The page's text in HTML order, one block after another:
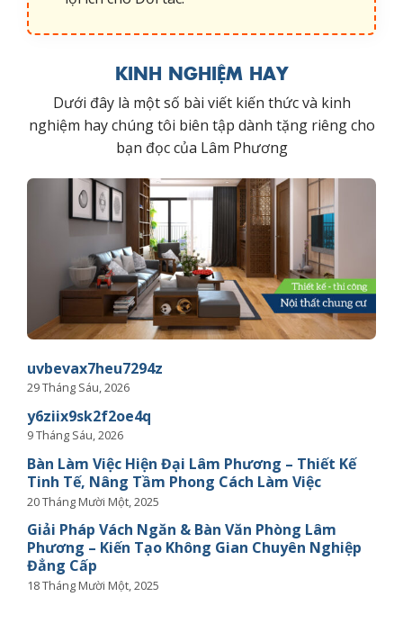
KINH NGHIỆM HAY
Dưới đây là một số bài viết kiến thức và kinh
nghiệm hay chúng tôi biên tập dành tặng riêng cho
bạn đọc của Lâm Phương
uvbevax7heu7294z
29 Tháng Sáu, 2026
y6ziix9sk2f2oe4q
9 Tháng Sáu, 2026
Bàn Làm Việc Hiện Đại Lâm Phương – Thiết Kế
Tinh Tế, Nâng Tầm Phong Cách Làm Việc
20 Tháng Mười Một, 2025
Giải Pháp Vách Ngăn & Bàn Văn Phòng Lâm
Phương – Kiến Tạo Không Gian Chuyên Nghiệp
Đẳng Cấp
18 Tháng Mười Một, 2025